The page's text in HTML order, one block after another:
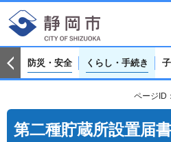
防災・安全 くらし・手続き
ページID
第二種貯蔵所設置届書